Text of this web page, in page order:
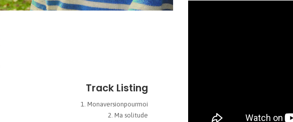
Track Listing
Monaversionpourmoi
Ma solitude